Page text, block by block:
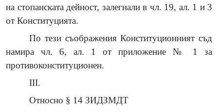
на стопанската дейност, залегнали в чл. 19, ал. 1 и 3
от Конституцията.
По тези съображения Конституционният съд
намира чл. 6, ал. 1 от приложение № 1 за
противоконституционен.
III.
Относно § 14 ЗИДЗМДТ